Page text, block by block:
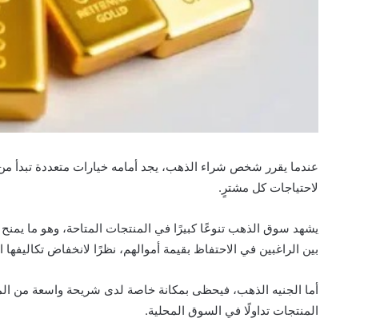
عندما يقرر شخص شراء الذهب، يجد أمامه خيارات متعددة تبدأ من
لاحتياجات كل مشترٍ.
يشهد سوق الذهب تنوعًا كبيرًا في المنتجات المتاحة، وهو ما يمنح
بين الراغبين في الاحتفاظ بقيمة أموالهم، نظرًا لانخفاض
أما الجنيه الذهب، فيحظى بمكانة خاصة لدى شريحة واسعة من
المنتجات تداولًا في السوق المحلية.